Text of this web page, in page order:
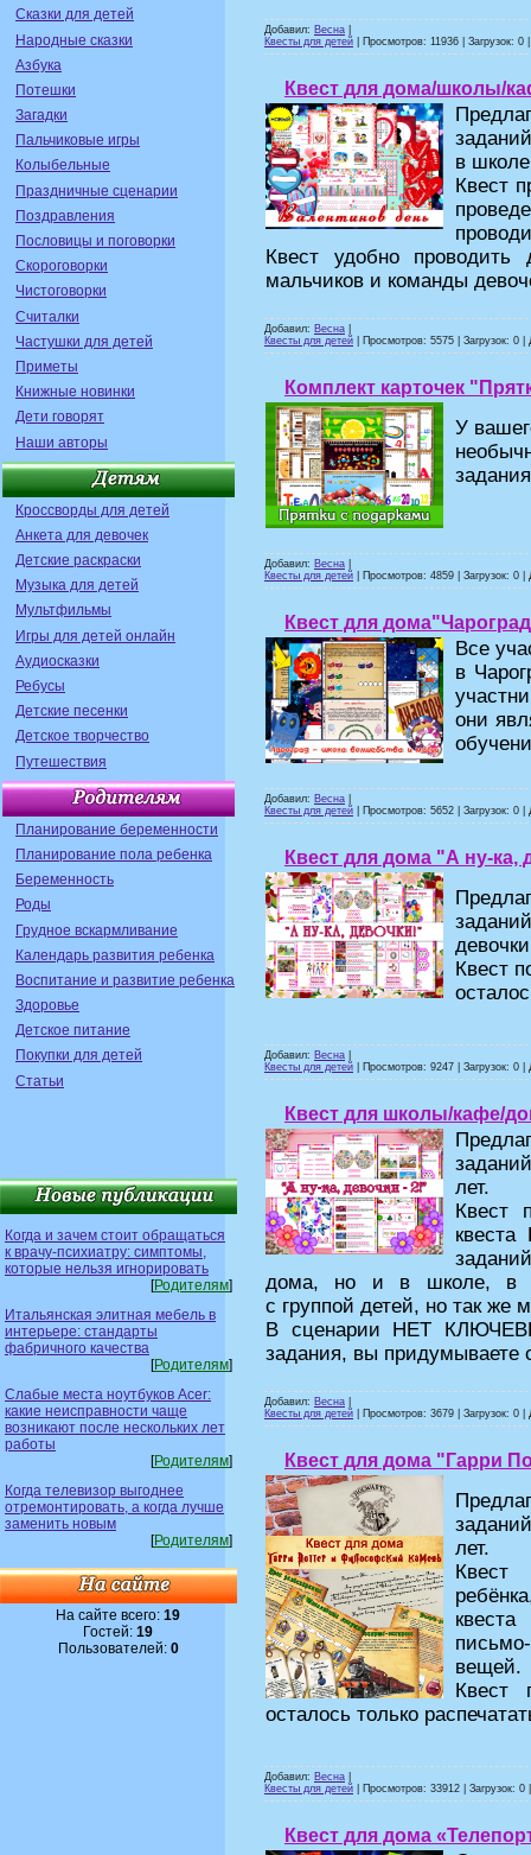
Сказки для детей
Народные сказки
Азбука
Потешки
Загадки
Пальчиковые игры
Колыбельные
Праздничные сценарии
Поздравления
Пословицы и поговорки
Скороговорки
Чистоговорки
Считалки
Частушки для детей
Приметы
Книжные новинки
Дети говорят
Наши авторы
Кроссворды для детей
Анкета для девочек
Детские раскраски
Музыка для детей
Мультфильмы
Игры для детей онлайн
Аудиосказки
Ребусы
Детские песенки
Детское творчество
Путешествия
Планирование беременности
Планирование пола ребенка
Беременность
Роды
Грудное вскармливание
Календарь развития ребенка
Воспитание и развитие ребенка
Здоровье
Детское питание
Покупки для детей
Статьи
Когда и зачем стоит обращаться
к врачу-психиатру: симптомы,
которые нельзя игнорировать
[Родителям]
Итальянская элитная мебель в
интерьере: стандарты
фабричного качества
[Родителям]
Слабые места ноутбуков Acer:
какие неисправности чаще
возникают после нескольких лет
работы
[Родителям]
Когда телевизор выгоднее
отремонтировать, а когда лучше
заменить новым
[Родителям]
На сайте всего:19
Гостей:19
Пользователей: 0
Добавил: Весна
Квесты для детей | Просмотров: 11936 | Загрузок: 0
Квест для дома/школы/
в
Квест
Квест удобно
мальчиков и команды
Добавил: Весна
Квесты для детей | Просмотров: 5575 | Загрузок: 0
Комплект карточек
У
Добавил: Весна
Квесты для детей | Просмотров: 4859 | Загрузок: 0
Квест для
Все
в
они
Добавил: Весна
Квесты для детей | Просмотров: 5652 | Загрузок: 0
Квест для дома "А ну-ка,
Квест
Добавил: Весна
Квесты для детей | Просмотров: 9247 | Загрузок: 0
Квест для школы/кафе/
лет.
Квест
дома, но и в школе, в
с группой детей, но так же
В сценарии НЕТ
задания, вы
Добавил: Весна
Квесты для детей | Просмотров: 3679 | Загрузок: 0
Квест для дома "Гарри
лет.
Квест
вещей.
Квест
осталось только
Добавил: Весна
Квесты для детей | Просмотров: 33912 | Загрузок:
Квест для дома